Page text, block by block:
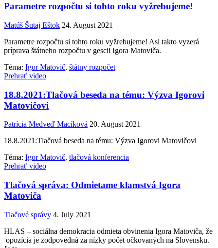
Parametre rozpočtu si tohto roku vyžrebujeme!
Matúš Šutaj Eštok 24. August 2021
Parametre rozpočtu si tohto roku vyžrebujeme! Asi takto vyzerá
príprava štátneho rozpočtu v gescii Igora Matoviča.
Téma: Igor Matovič, štátny rozpočet
Prehrať video
18.8.2021:Tlačová beseda na tému: Výzva Igorovi
Matovičovi
Patrícia Medveď Macíková 20. August 2021
18.8.2021:Tlačová beseda na tému: Výzva Igorovi Matovičovi
Téma: Igor Matovič, tlačová konferencia
Prehrať video
Tlačová správa: Odmietame klamstvá Igora
Matoviča
Tlačové správy 4. July 2021
HLAS – sociálna demokracia odmieta obvinenia Igora Matoviča, že
opozícia je zodpovedná za nízky počet očkovaných na Slovensku.